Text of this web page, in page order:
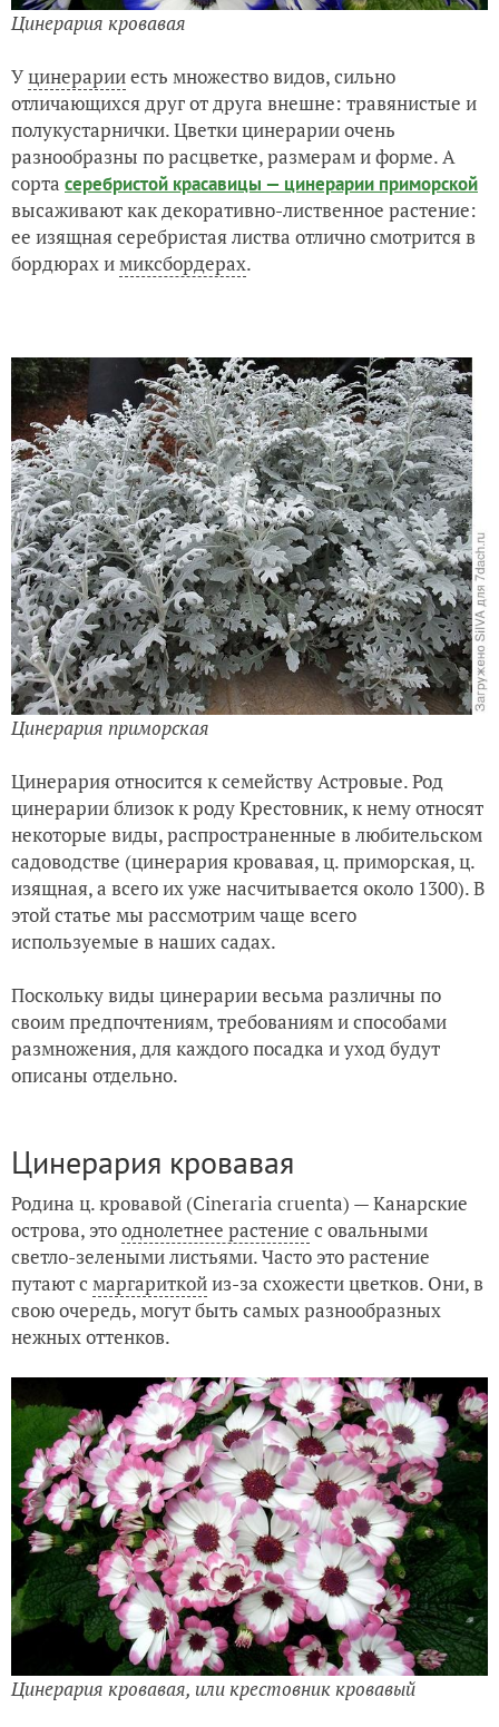
Цинерария кровавая
Уцинерарииесть множество видов, сильно
отличающихся друг от друга внешне: травянистые и
полукустарнички. Цветки цинерарии очень
разнообразны по расцветке, размерам и форме. А
сорта серебристой красавицы — цинерарии приморской
высаживают как декоративно-лиственное растение:
ее изящная серебристая листва отлично смотрится в
бордюрах имиксбордерах.
Цинерария приморская
Цинерария относится к семейству Астровые. Род
цинерарии близок к роду Крестовник, к нему относят
некоторые виды, распространенные в любительском
садоводстве (цинерария кровавая, ц. приморская, ц.
изящная, а всего их уже насчитывается около 1300). В
этой статье мы рассмотрим чаще всего
используемые в наших садах.
Поскольку виды цинерарии весьма различны по
своим предпочтениям, требованиям и способами
размножения, для каждого посадка и уход будут
описаны отдельно.
Цинерария кровавая
Родина ц. кровавой (Cineraria cruenta) — Канарские
острова, этооднолетнее растение с овальными
светло-зелеными листьями. Часто это растение
путают с маргариткойиз-за схожести цветков. Они, в
свою очередь, могут быть самых разнообразных
нежных оттенков.
Цинерария кровавая, или крестовник кровавый